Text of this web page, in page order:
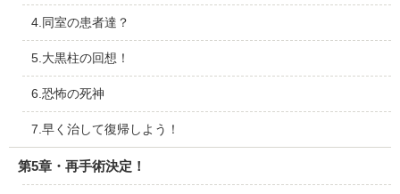
4.同室の患者達？
5.大黒柱の回想！
6.恐怖の死神
7.早く治して復帰しよう！
第5章・再手術決定！